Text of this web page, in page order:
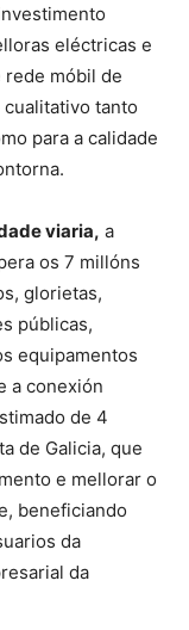
eléctricas e
rede móbil de
tanto
para a calidade
viaria, a
os 7 millóns
glorietas,
públicas,
equipamentos
a conexión
de 4
de Galicia, que
e mellorar o
beneficiando
da
da